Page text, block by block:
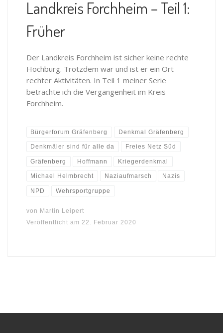
Landkreis Forchheim – Teil 1:
Früher
Der Landkreis Forchheim ist sicher keine rechte
Hochburg. Trotzdem war und ist er ein Ort
rechter Aktivitäten. In Teil 1 meiner Serie
betrachte ich die Vergangenheit im Kreis
Forchheim.
Bürgerforum Gräfenberg Denkmal Gräfenberg
Denkmäler sind für alle da Freies Netz Süd
Gräfenberg Hoffmann Kriegerdenkmal
Michael Helmbrecht Naziaufmarsch Nazis
NPD Wehrsportgruppe
von Martin Leipert
Veröffentlicht am 22. Februar 2020